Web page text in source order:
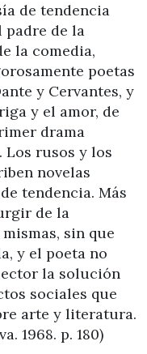
de tendencia
padre de la
la comedia,
poetas
y Cervantes, y
y el amor, de
drama
rusos y los
novelas
tendencia. Más
de la
sin que
y el poeta no
la solución
sociales que
arte y literatura.
1968. p. 180)